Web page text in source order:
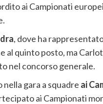
ai Campionati
, dove ha
al quinto posto, ma
nel concorso generale.
gara a squadre ai
ai Campionati